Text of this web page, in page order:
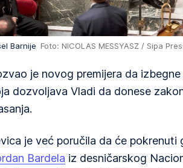
Barnije Foto: NICOLAS MESSYASZ / Sipa
je novog premijera da
dozvoljava Vladi da donese
je već poručila da će pokrenuti
Bardela iz desničarskog